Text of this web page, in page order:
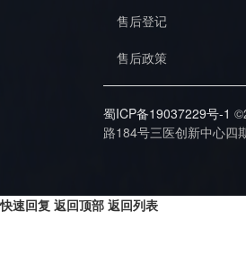
售后登记
售后政策
蜀ICP备19037229号-1
路184号三医创新中心四
快速回复 返回顶部 返回列表